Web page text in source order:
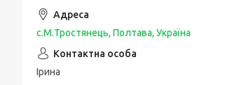
с.М.Тростянець, Полтава, Україна
Ірина